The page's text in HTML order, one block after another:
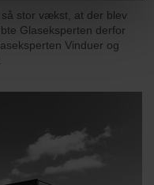
stor vækst, at der blev
Glaseksperten derfor
Vinduer og